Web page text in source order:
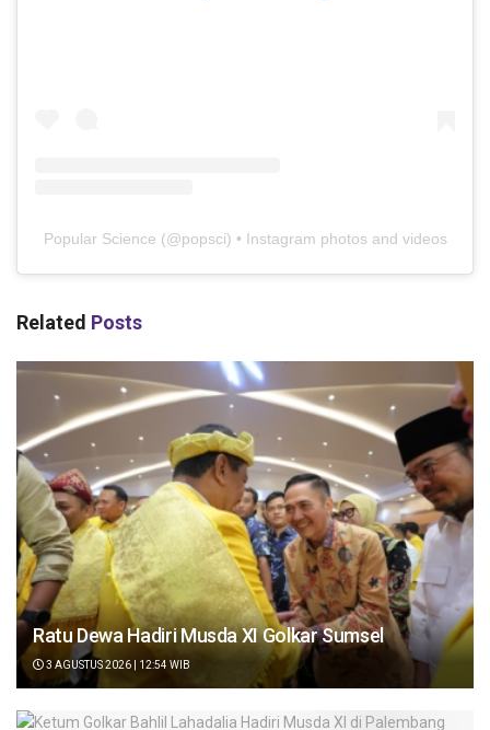
Popular Science (@popsci) • Instagram photos and videos
Related Posts
Ratu Dewa Hadiri Musda XI Golkar Sumsel
3 AGUSTUS 2026 | 12:54 WIB